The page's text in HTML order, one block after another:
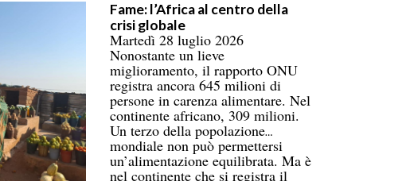
Fame: l’Africa al centro della
crisi globale
Martedì 28 luglio 2026
Nonostante un lieve
miglioramento, il rapporto ONU
registra ancora 645 milioni di
persone in carenza alimentare. Nel
continente africano, 309 milioni.
Un terzo della popolazione
mondiale non può permettersi
un’alimentazione equilibrata. Ma è
nel continente che si registra il